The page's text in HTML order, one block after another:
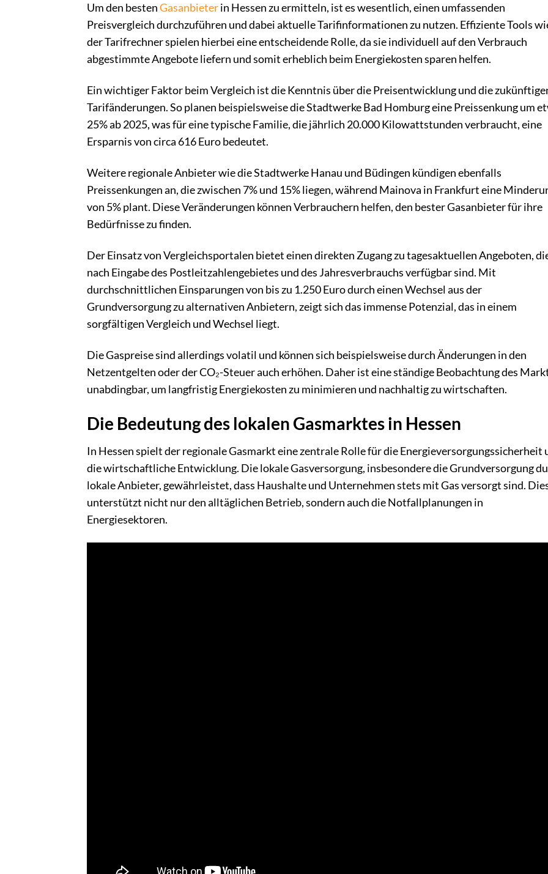
Um den bestenGasanbieterin Hessen zu ermitteln, ist es wesentlich, einen umfassenden
Preisvergleich durchzuführen und dabei aktuelle Tarifinformationen zu nutzen. Effiziente Tools
der Tarifrechner spielen hierbei eine entscheidende Rolle, da sie individuell auf den Verbrauch
abgestimmte Angebote liefern und somit erheblich beim Energiekosten sparen helfen.
Ein wichtiger Faktor beim Vergleich ist die Kenntnis über die Preisentwicklung und die
Tarifänderungen. So planen beispielsweise die Stadtwerke Bad Homburg eine Preissenkung um
25% ab 2025, was für eine typische Familie, die jährlich 20.000 Kilowattstunden verbraucht, eine
Ersparnis von circa 616 Euro bedeutet.
Weitere regionale Anbieter wie die Stadtwerke Hanau und Büdingen kündigen ebenfalls
Preissenkungen an, die zwischen 7% und 15% liegen, während Mainova in Frankfurt eine
von 5% plant. Diese Veränderungen können Verbrauchern helfen, den bester Gasanbieter für ihre
Bedürfnisse zu finden.
Der Einsatz von Vergleichsportalen bietet einen direkten Zugang zu tagesaktuellen Angeboten,
nach Eingabe des Postleitzahlengebietes und des Jahresverbrauchs verfügbar sind. Mit
durchschnittlichen Einsparungen von bis zu 1.250 Euro durch einen Wechsel aus der
Grundversorgung zu alternativen Anbietern, zeigt sich das immense Potenzial, das in einem
sorgfältigen Vergleich und Wechsel liegt.
Die Gaspreise sind allerdings volatil und können sich beispielsweise durch Änderungen in den
Netzentgelten oder der CO₂-Steuer auch erhöhen. Daher ist eine ständige Beobachtung des
unabdingbar, um langfristig Energiekosten zu minimieren und nachhaltig zu wirtschaften.
Die Bedeutung des lokalen Gasmarktes in Hessen
In Hessen spielt der regionale Gasmarkt eine zentrale Rolle für die Energieversorgungssicherheit
die wirtschaftliche Entwicklung. Die lokale Gasversorgung, insbesondere die Grundversorgung
lokale Anbieter, gewährleistet, dass Haushalte und Unternehmen stets mit Gas versorgt sind.
unterstützt nicht nur den alltäglichen Betrieb, sondern auch die Notfallplanungen in
Energiesektoren.